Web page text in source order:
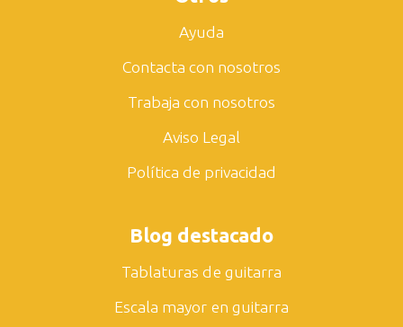
Ayuda
Contacta con nosotros
Trabaja con nosotros
Aviso Legal
Política de privacidad
Blog destacado
Tablaturas de guitarra
Escala mayor en guitarra